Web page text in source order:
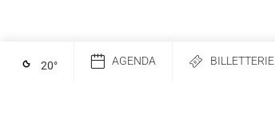
20° AGENDA BILLETTERIE